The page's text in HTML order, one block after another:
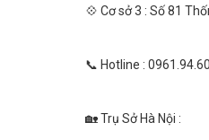
💠 Cơ sở 3 : Số 81
📞 Hotline :
🏡 Trụ Sở Hà Nội :